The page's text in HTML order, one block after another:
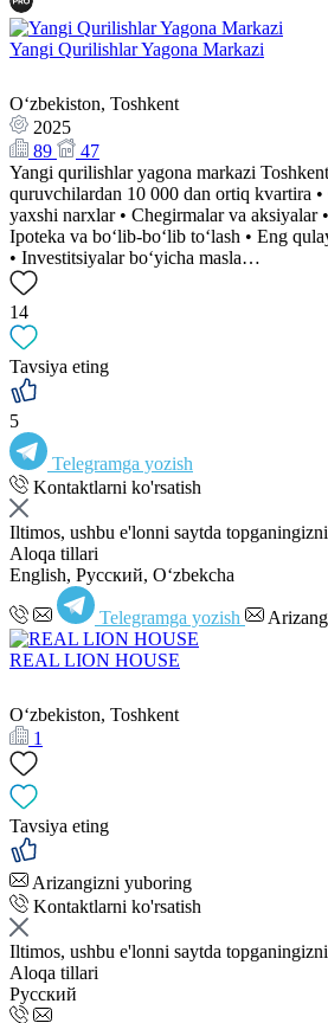
Yangi Qurilishlar Yagona Markazi
Oʻzbekiston, Toshkent
2025
89
47
Yangi qurilishlar yagona markazi
quruvchilardan 10 000 dan ortiq kvartira
yaxshi narxlar • Chegirmalar va aksiyalar
Ipoteka va bo‘lib-bo‘lib to‘lash • Eng
• Investitsiyalar bo‘yicha masla…
14
Tavsiya eting
5
Telegramga yozish
Kontaktlarni ko'rsatish
Iltimos, ushbu e'lonni saytda
Aloqa tillari
English, Русский, Oʻzbekcha
Telegramga yozish
REAL LION HOUSE
Oʻzbekiston, Toshkent
1
Tavsiya eting
Arizangizni yuboring
Kontaktlarni ko'rsatish
Iltimos, ushbu e'lonni saytda
Aloqa tillari
Русский